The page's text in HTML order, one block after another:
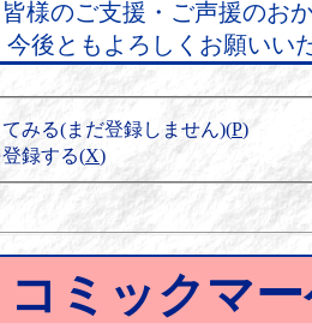
みる(まだ登録しません)(P)
録する(X)
コミックマ